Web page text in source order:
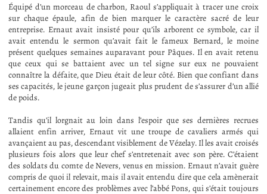
Équipé d’un morceau de charbon, Raoul s’appliquait à tracer une croix
sur chaque épaule, afin de bien marquer le caractère sacré de leur
entreprise. Ernaut avait insisté pour qu’ils arborent ce symbole, car il
avait entendu le sermon qu’avait fait le fameux Bernard, le moine
présent quelques semaines auparavant pour Pâques. Il en avait retenu
que ceux qui se battaient avec un tel signe sur eux ne pouvaient
connaître la défaite, que Dieu était de leur côté. Bien que confiant dans
ses capacités, le jeune garçon jugeait plus prudent de s’assurer d’un allié
de poids.
Tandis qu’il lorgnait au loin dans l’espoir que ses dernières recrues
allaient enfin arriver, Ernaut vit une troupe de cavaliers armés qui
avançaient au pas, descendant visiblement de Vézelay. Il les avait croisés
plusieurs fois alors que leur chef s’entretenait avec son père. C’étaient
des soldats du comte de Nevers, venus en mission. Ernaut n’avait guère
compris de quoi il relevait, mais il avait entendu dire que cela amènerait
certainement encore des problèmes avec l’abbé Pons, qui s’était toujours